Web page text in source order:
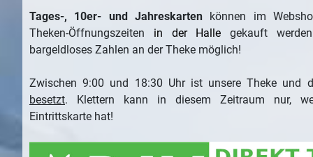
Tages-, 10er- und Jahreskarten können im
Theken-Öffnungszeiten
in der Halle gekauft
bargeldloses Zahlen an der Theke möglich!
Zwischen 9:00 und 18:30 Uhrist unsere Theke und
besetzt. Klettern kann in diesem Zeitraum nur,
Eintrittskarte hat!